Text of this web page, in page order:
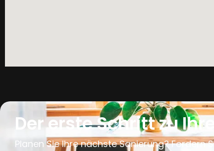
Der erste Schritt zu
Planen Sie Ihre nächste Sanierung?